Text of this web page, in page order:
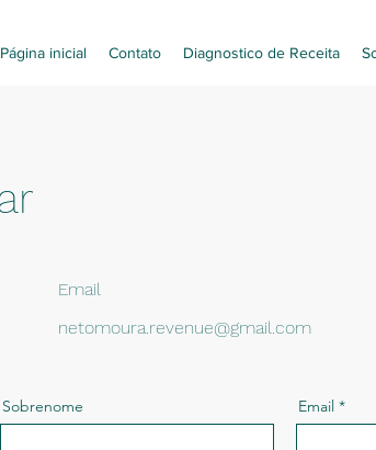
Página inicial Contato Diagnostico de Receita
Email
netomoura.revenue@gmail.com
Sobrenome Email